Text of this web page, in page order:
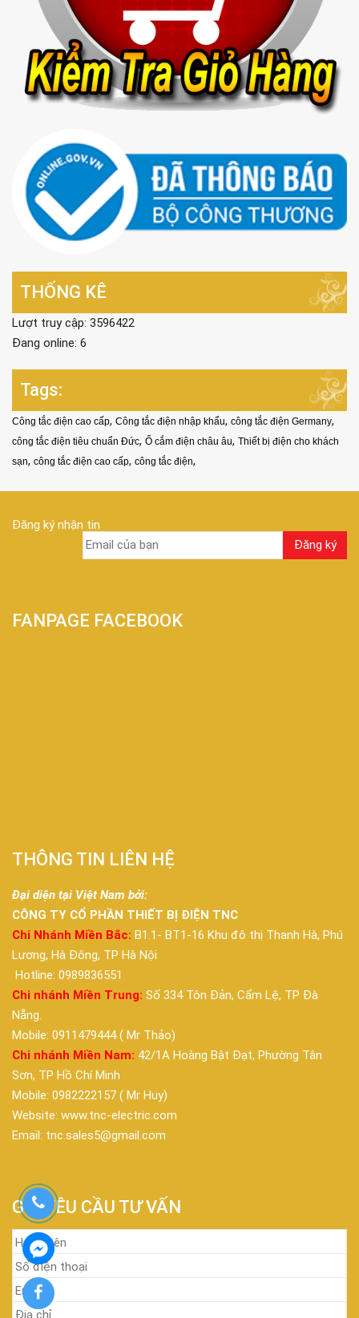
THỐNG KÊ
Lượt truy cập: 3596422
Đang online: 6
Tags:
Công tắc điện cao cấp, Công tắc điện nhập khẩu, công tắc điện Germany,
công tắc điện tiêu chuẩn Đức, Ổ cắm điện châu âu, Thiết bị điện cho khách
sạn, công tắc điện cao cấp, công tắc điện,
Đăng ký nhận tin
FANPAGE FACEBOOK
THÔNG TIN LIÊN HỆ
Đại diện tại Việt Nam bởi:
CÔNG TY CỔ PHẦN THIẾT BỊ ĐIỆN TNC
Chi Nhánh Miền Bắc: B1.1- BT1-16 Khu đô thị Thanh Hà, Phú
Lương, Hà Đông, TP Hà Nội
Hotline: 0989836551
Chi nhánh Miền Trung: Số 334 Tôn Đản, Cẩm Lệ, TP Đà
Nẵng.
Mobile: 0911479444 ( Mr Thảo)
Chi nhánh Miền Nam: 42/1A Hoàng Bật Đạt, Phường Tân
Sơn, TP Hồ Chí Minh
Mobile: 0982222157 ( Mr Huy)
Website: www.tnc-electric.com
Email: tnc.sales5@gmail.com
GỬI YÊU CẦU TƯ VẤN